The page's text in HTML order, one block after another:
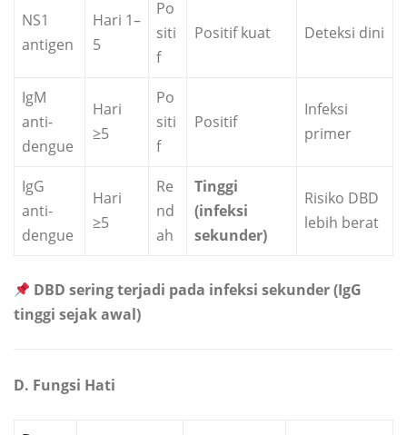
NS1
antigen
Hari 1–
5
Po
siti
f
Positif kuat Deteksi dini
IgM
anti-
dengue
Hari
≥5
Po
siti
f
Positif
Infeksi
primer
IgG
anti-
dengue
Hari
≥5
Re
nd
ah
Tinggi
(infeksi
sekunder)
Risiko DBD
lebih berat
DBD sering terjadi pada infeksi sekunder (IgG
tinggi sejak awal)
D. Fungsi Hati